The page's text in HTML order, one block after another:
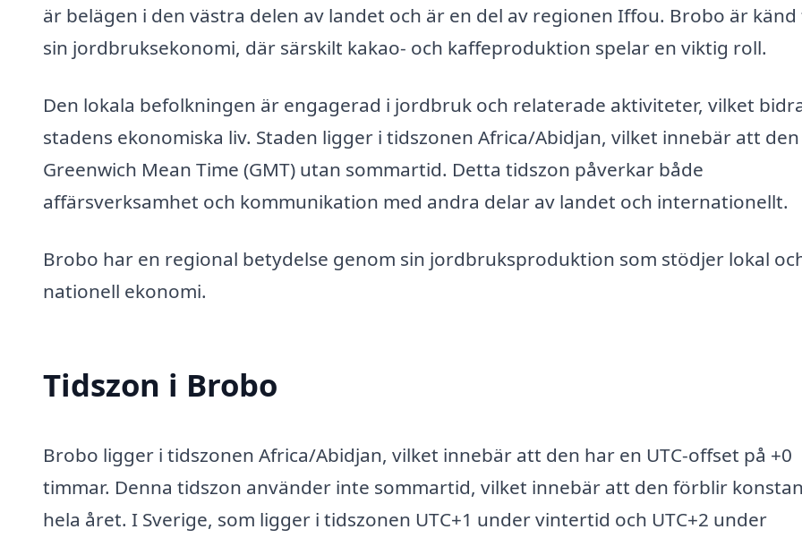
är belägen i den västra delen av landet och är en del av regionen Iffou. Brobo är
sin jordbruksekonomi, där särskilt kakao- och kaffeproduktion spelar en viktig roll.
Den lokala befolkningen är engagerad i jordbruk och relaterade aktiviteter, vilket
stadens ekonomiska liv. Staden ligger i tidszonen Africa/Abidjan, vilket innebär att
Greenwich Mean Time (GMT) utan sommartid. Detta tidszon påverkar både
affärsverksamhet och kommunikation med andra delar av landet och internationellt.
Brobo har en regional betydelse genom sin jordbruksproduktion som stödjer lokal
nationell ekonomi.
Tidszon i Brobo
Brobo ligger i tidszonen Africa/Abidjan, vilket innebär att den har en UTC-offset på +0
timmar. Denna tidszon använder inte sommartid, vilket innebär att den förblir
hela året. I Sverige, som ligger i tidszonen UTC+1 under vintertid och UTC+2 under